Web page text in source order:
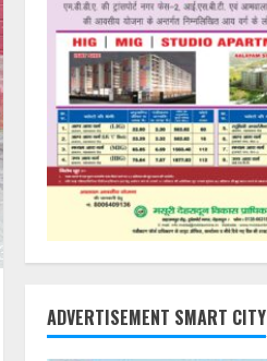
ADVERTISEMENT SMART CITY